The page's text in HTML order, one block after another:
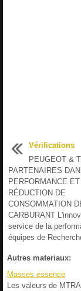
Vérifications
PEUGEOT &
PARTENAIRES
PERFORMANCE
RÉDUCTION DE
CONSOMMATION
CARBURANT
service de la
équipes de
Autres materiaux:
Masses essence
Les valeurs de